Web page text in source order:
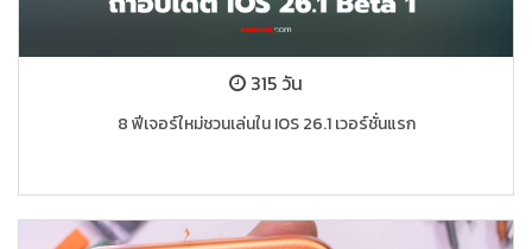
315 วัน
8 ฟีเจอร์ใหม่ชวนเล่นใน IOS 26.1 เวอร์ชั่นแรก